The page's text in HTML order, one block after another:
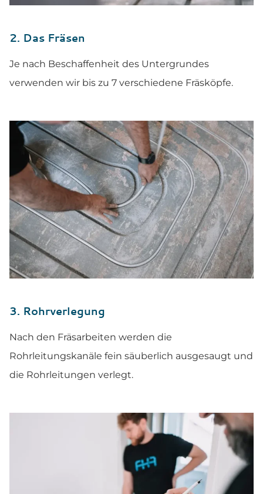
2. Das Fräsen
Je nach Beschaffenheit des Untergrundes
verwenden wir bis zu 7 verschiedene Fräsköpfe.
3. Rohrverlegung
Nach den Fräsarbeiten werden die
Rohrleitungskanäle fein säuberlich ausgesaugt und
die Rohrleitungen verlegt.